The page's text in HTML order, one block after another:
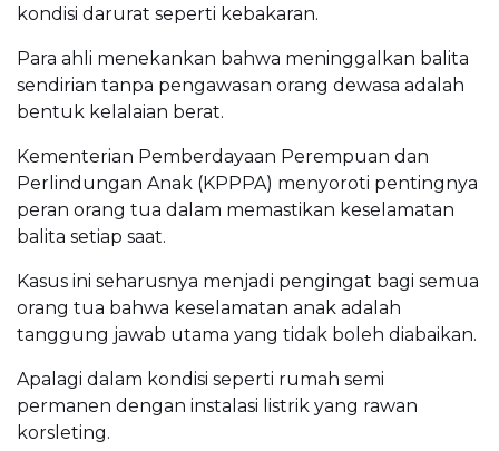
kondisi darurat seperti kebakaran.
Para ahli menekankan bahwa meninggalkan balita
sendirian tanpa pengawasan orang dewasa adalah
bentuk kelalaian berat.
Kementerian Pemberdayaan Perempuan dan
Perlindungan Anak (KPPPA) menyoroti pentingnya
peran orang tua dalam memastikan keselamatan
balita setiap saat.
Kasus ini seharusnya menjadi pengingat bagi semua
orang tua bahwa keselamatan anak adalah
tanggung jawab utama yang tidak boleh diabaikan.
Apalagi dalam kondisi seperti rumah semi
permanen dengan instalasi listrik yang rawan
korsleting.